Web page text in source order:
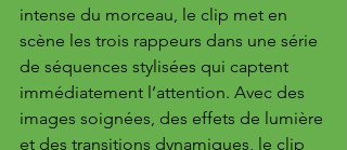
intense du morceau, le clip met en
scène les trois rappeurs dans une série
de séquences stylisées qui captent
immédiatement l’attention. Avec des
images soignées, des effets de lumière
et des transitions dynamiques, le clip